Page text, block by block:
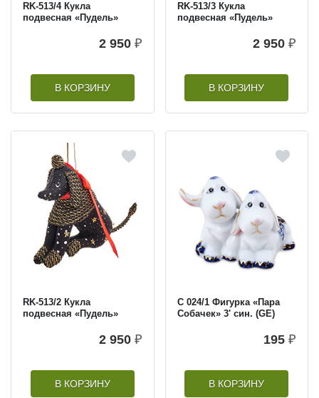
RK-513/4 Кукла
подвесная «Пудель»
2 950 ₽
В КОРЗИНУ
RK-513/3 Кукла
подвесная «Пудель»
2 950 ₽
В КОРЗИНУ
RK-513/2 Кукла
подвесная «Пудель»
2 950 ₽
В КОРЗИНУ
С 024/1 Фигурка «Пара
Собачек» 3' син. (GE)
195 ₽
В КОРЗИНУ